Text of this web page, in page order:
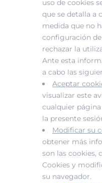
uso de cookies
que se detalla a
medida que no
configuración
rechazar la
Ante esta
a cabo las
Aceptar
visualizar este
cualquier
la presente
Modificar su
obtener más
son las cookies,
Cookies y
su navegador.